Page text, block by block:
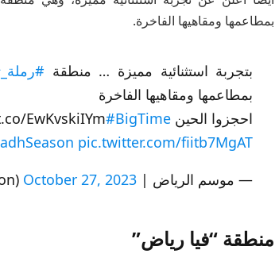
بمطاعمها ومقاهيها الفاخرة.
بتجربة استثنائية مميزة … منطقة
بمطاعمها ومقاهيها الفاخرة
احجزوا الحين https://t.co/EwKvskiIYm #BigTime
pic.twitter.com/fiitb7MgAT
— موسم الرياض | Riyadh Season (@RiyadhSeason) October 27, 2023
منطقة “فيا رياض”